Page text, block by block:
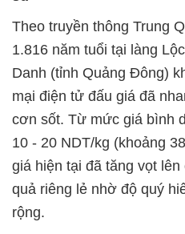
Theo truyền thông Trung
1.816 năm tuổi tại làng
Danh (tỉnh Quảng Đông)
mại điện tử đấu giá đã
cơn sốt. Từ mức giá bình
10 - 20 NDT/kg (khoảng
giá hiện tại đã tăng vọt
quả riêng lẻ nhờ độ quý
rộng.